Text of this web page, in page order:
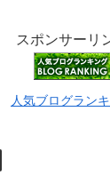
スポンサーリ
人気ブログラン